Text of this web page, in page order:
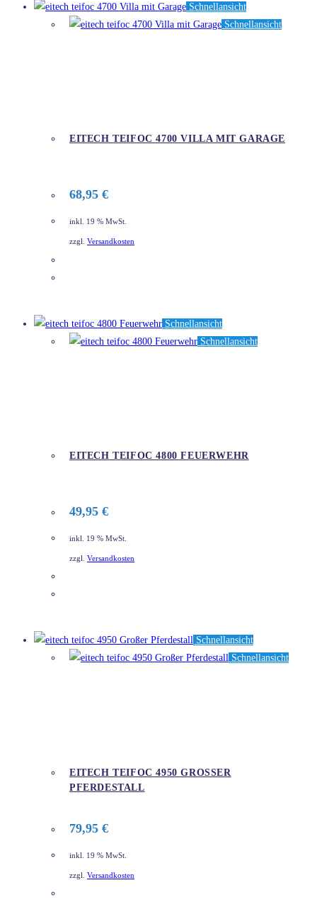
Schnellansicht
Schnellansicht
EITECH TEIFOC 4700 VILLA MIT GARAGE
68,95 €
inkl. 19 % MwSt.
zzgl. Versandkosten
Schnellansicht
Schnellansicht
EITECH TEIFOC 4800 FEUERWEHR
49,95 €
inkl. 19 % MwSt.
zzgl. Versandkosten
Schnellansicht
Schnellansicht
EITECH TEIFOC 4950 GROSSER P
FERDESTALL
79,95 €
inkl. 19 % MwSt.
zzgl. Versandkosten